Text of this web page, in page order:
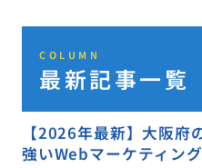
COLUMN
最新記事一覧
【2026年最新】大阪府
強いWebマーケティン